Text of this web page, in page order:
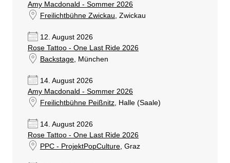
Amy Macdonald - Sommer 2026
Freilichtbühne Zwickau, Zwickau
12. August 2026
Rose Tattoo - One Last Ride 2026
Backstage, München
14. August 2026
Amy Macdonald - Sommer 2026
Freilichtbühne Peißnitz, Halle (Saale)
14. August 2026
Rose Tattoo - One Last Ride 2026
PPC - ProjektPopCulture, Graz